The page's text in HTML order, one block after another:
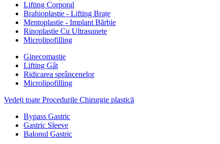
Lifting Corporal
Brahioplastie - Lifting Brațe
Mentoplastie - Implant Bărbie
Rinoplastie Cu Ultrasunete
Microlipofilling
Ginecomastie
Lifting Gât
Ridicarea sprâncenelor
Microlipofilling
Vedeți toate Procedurile Chirurgie plastică
Bypass Gastric
Gastric Sleeve
Balonul Gastric